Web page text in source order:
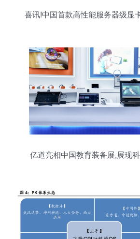
喜讯!中国首款高性能服务器级显
亿道亮相中国教育装备展,展现